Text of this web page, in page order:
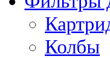
Колбы